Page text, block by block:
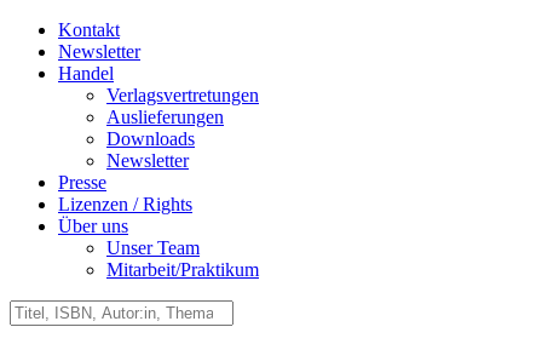
Kontakt
Newsletter
Handel
Verlagsvertretungen
Auslieferungen
Downloads
Newsletter
Presse
Lizenzen / Rights
Über uns
Unser Team
Mitarbeit/Praktikum